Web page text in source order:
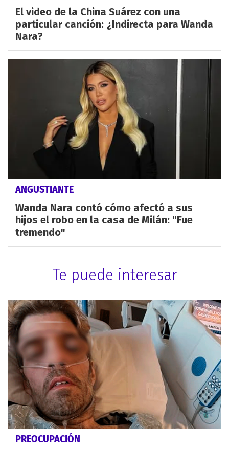
El video de la China Suárez con una
particular canción: ¿Indirecta para Wanda
Nara?
ANGUSTIANTE
Wanda Nara contó cómo afectó a sus
hijos el robo en la casa de Milán: "Fue
tremendo"
Te puede interesar
PREOCUPACIÓN